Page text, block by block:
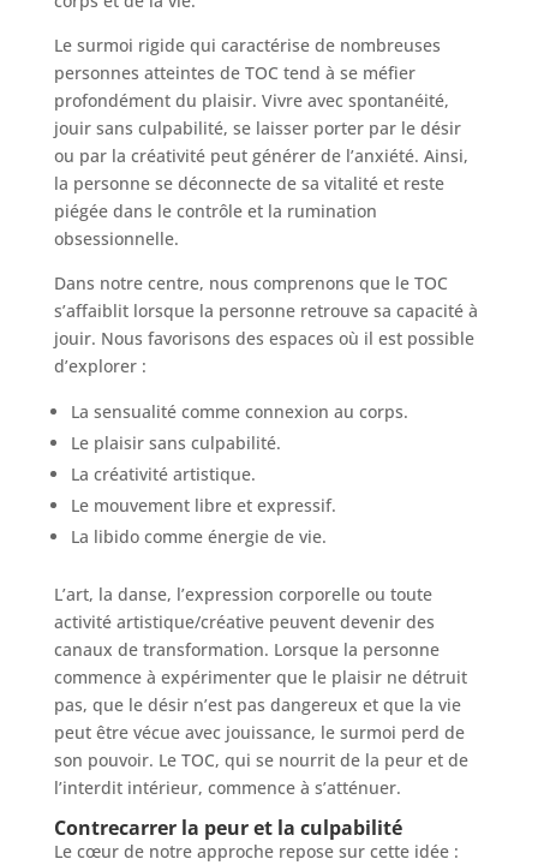
Le surmoi rigide qui caractérise de nombreuses
personnes atteintes de TOC tend à se méfier
profondément du plaisir. Vivre avec spontanéité,
jouir sans culpabilité, se laisser porter par le désir
ou par la créativité peut générer de l’anxiété. Ainsi,
la personne se déconnecte de sa vitalité et reste
piégée dans le contrôle et la rumination
obsessionnelle.
Dans notre centre, nous comprenons que le TOC
s’affaiblit lorsque la personne retrouve sa capacité à
jouir. Nous favorisons des espaces où il est possible
d’explorer :
La sensualité comme connexion au corps.
Le plaisir sans culpabilité.
La créativité artistique.
Le mouvement libre et expressif.
La libido comme énergie de vie.
L’art, la danse, l’expression corporelle ou toute
activité artistique/créative peuvent devenir des
canaux de transformation. Lorsque la personne
commence à expérimenter que le plaisir ne détruit
pas, que le désir n’est pas dangereux et que la vie
peut être vécue avec jouissance, le surmoi perd de
son pouvoir. Le TOC, qui se nourrit de la peur et de
l’interdit intérieur, commence à s’atténuer.
Contrecarrer la peur et la culpabilité
Le cœur de notre approche repose sur cette idée :